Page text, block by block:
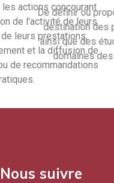
actions concourant
de l'activité de leurs
leurs prestations,
et la diffusion de
de recommandations
De
Nous suivre